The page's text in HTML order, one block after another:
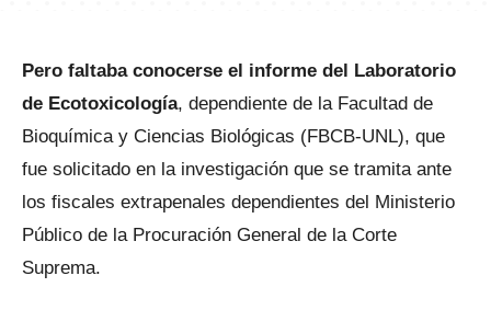
Pero faltaba conocerse el informe del Laboratorio
de Ecotoxicología, dependiente de la Facultad de
Bioquímica y Ciencias Biológicas (FBCB-UNL), que
fue solicitado en la investigación que se tramita ante
los fiscales extrapenales dependientes del Ministerio
Público de la Procuración General de la Corte
Suprema.